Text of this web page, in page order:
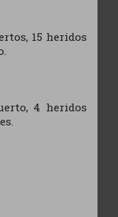
15 heridos
4 heridos